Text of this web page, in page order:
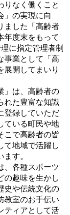
りなく働くこと
」の実現に向
ました「高齢者
年度末をもって
に指定管理者制
事業として「高
展開してまいり
」は、高齢者の
れた豊富な知識
登録していただ
ている町民や地
こで高齢者の皆
て地域で活躍し
す。
、各種スポーツ
の趣味を生かし
史や伝統文化の
教室のお手伝い
ティアとして活